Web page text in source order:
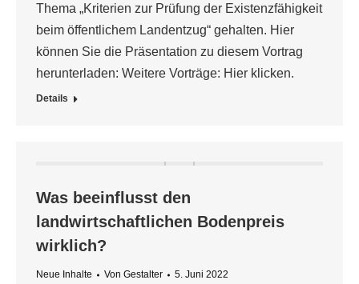
Thema „Kriterien zur Prüfung der Existenzfähigkeit
beim öffentlichem Landentzug“ gehalten. Hier
können Sie die Präsentation zu diesem Vortrag
herunterladen: Weitere Vorträge: Hier klicken.
Details
Was beeinflusst den
landwirtschaftlichen Bodenpreis
wirklich?
Neue Inhalte Von Gestalter 5. Juni 2022